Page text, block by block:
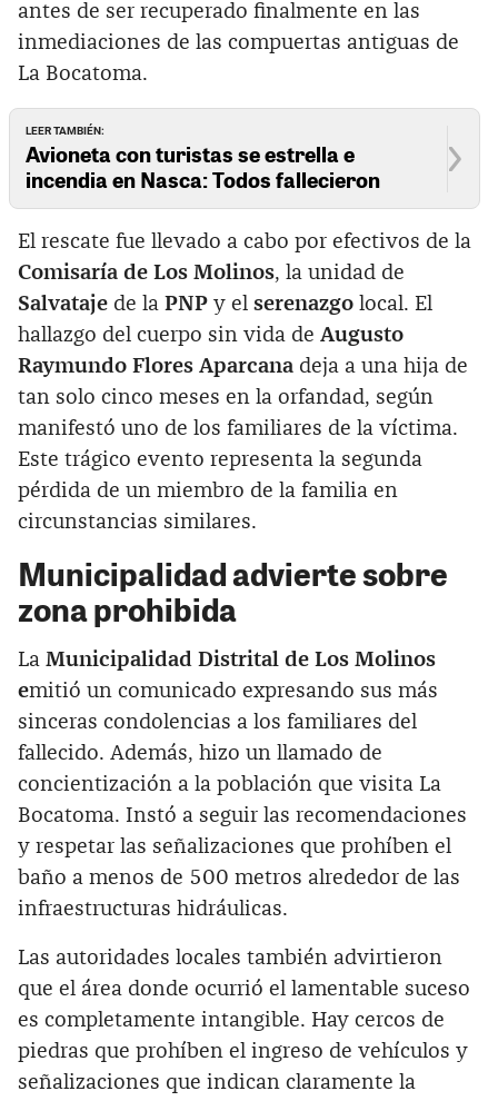
antes de ser recuperado finalmente en las
inmediaciones de las compuertas antiguas de
La Bocatoma.
LEER TAMBIÉN:
Avioneta con turistas se estrella e
incendia en Nasca: Todos fallecieron
El rescate fue llevado a cabo por efectivos de la
Comisaría de Los Molinos, la unidad de
Salvataje de la PNP y el serenazgo local. El
hallazgo del cuerpo sin vida de Augusto
Raymundo Flores Aparcana deja a una hija de
tan solo cinco meses en la orfandad, según
manifestó uno de los familiares de la víctima.
Este trágico evento representa la segunda
pérdida de un miembro de la familia en
circunstancias similares.
Municipalidad advierte sobre
zona prohibida
La Municipalidad Distrital de Los Molinos
emitió un comunicado expresando sus más
sinceras condolencias a los familiares del
fallecido. Además, hizo un llamado de
concientización a la población que visita La
Bocatoma. Instó a seguir las recomendaciones
y respetar las señalizaciones que prohíben el
baño a menos de 500 metros alrededor de las
infraestructuras hidráulicas.
Las autoridades locales también advirtieron
que el área donde ocurrió el lamentable suceso
es completamente intangible. Hay cercos de
piedras que prohíben el ingreso de vehículos y
señalizaciones que indican claramente la